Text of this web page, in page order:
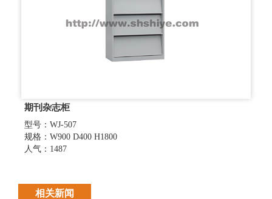
期刊杂志柜
型号：WJ-507
规格：W900 D400 H1800
人气：1487
相关新闻